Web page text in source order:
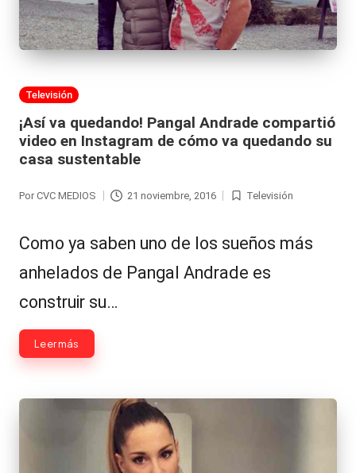
Publicada
Televisión
¡Así va quedando! Pangal Andrade compartió
video en Instagram de cómo va quedando su
casa sustentable
Por CVC MEDIOS 21 noviembre, 2016
Publicada
Televisión
Como ya saben uno de los sueños más
anhelados de Pangal Andrade es
construir su…
Leer más